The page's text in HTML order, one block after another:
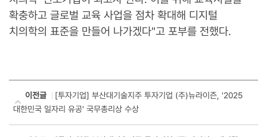
확충하고 글로벌 교육 사업을 점차 확대해 디지털
치의학의 표준을 만들어 나가겠다"고 포부를 전했다.
이전글
[투자기업] 부산대기술지주 투자기업 (주)뉴라이즌, '2025
대한민국 일자리 유공' 국무총리상 수상